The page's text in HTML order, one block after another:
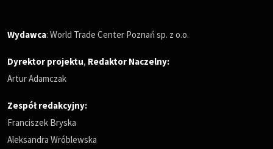
Wydawca: World Trade Center Poznań sp. z o.o.
Dyrektor projektu, Redaktor Naczelny:
Artur Adamczak
Zespół redakcyjny:
Franciszek Bryska
Aleksandra Wróblewska